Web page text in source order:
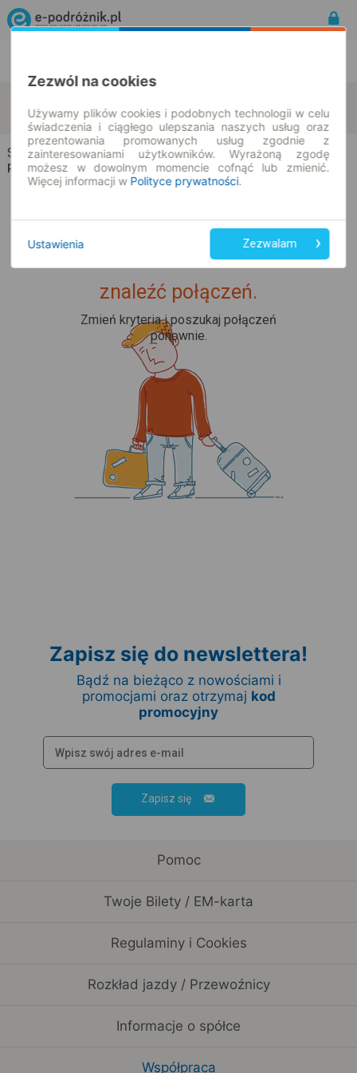
10.08.2026 | -- : --
zmień kryteria
Sucha → Szumiąca
Rozkład jazdy i bilety
Upss... Nie udało nam się
znaleźć połączeń.
Zmień kryteria i poszukaj połączeń
ponownie.
Zapisz się do newslettera!
Bądź na bieżąco z nowościami i
promocjami oraz otrzymaj kod
promocyjny
Zapisz się
Pomoc
Twoje Bilety / EM-karta
Regulaminy i Cookies
Rozkład jazdy / Przewoźnicy
Informacje o spółce
Współpraca
Zezwól na cookies
Używamy plików cookies i podobnych technologii w celu
świadczenia i ciągłego ulepszania naszych usług oraz
prezentowania promowanych usług zgodnie z
zainteresowaniami użytkowników. Wyrażoną zgodę
możesz w dowolnym momencie cofnąć lub zmienić.
Więcej informacji w Polityce prywatności.
Ustawienia Zezwalam